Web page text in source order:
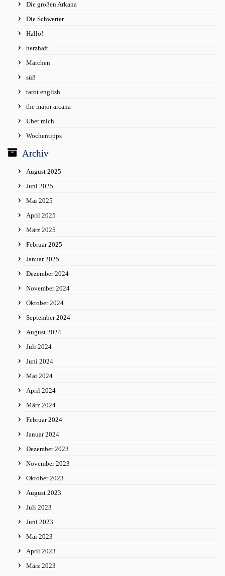
Die großen Arkana
Die Schwerter
Hallo!
herzhaft
Märchen
süß
tarot english
the major arcana
Über mich
Wochentipps
Archiv
August 2025
Juni 2025
Mai 2025
April 2025
März 2025
Februar 2025
Januar 2025
Dezember 2024
November 2024
Oktober 2024
September 2024
August 2024
Juli 2024
Juni 2024
Mai 2024
April 2024
März 2024
Februar 2024
Januar 2024
Dezember 2023
November 2023
Oktober 2023
August 2023
Juli 2023
Juni 2023
Mai 2023
April 2023
März 2023